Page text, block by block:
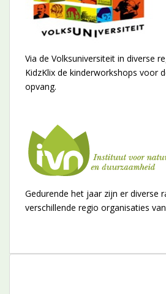
Via de Volksuniversiteit in diverse
KidzKlix de kinderworkshops voor
opvang.
Gedurende het jaar zijn er diverse
verschillende regio organisaties